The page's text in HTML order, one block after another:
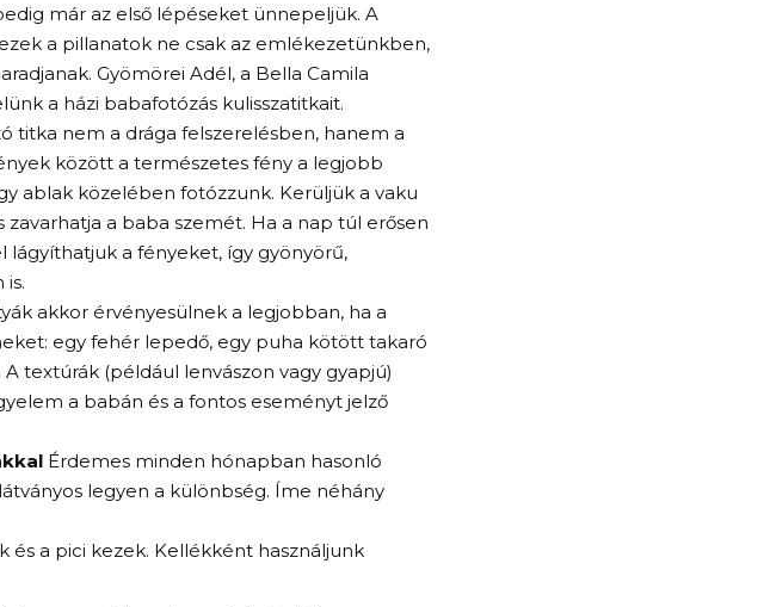
már az első lépéseket ünnepeljük. A
a pillanatok ne csak az emlékezetünkben,
Gyömörei Adél, a Bella Camila
a házi babafotózás kulisszatitkait.
titka nem a drága felszerelésben, hanem a
között a természetes fény a legjobb
ablak közelében fotózzunk. Kerüljük a vaku
a baba szemét. Ha a nap túl erősen
lágyíthatjuk a fényeket, így gyönyörű,
akkor érvényesülnek a legjobban, ha a
egy fehér lepedő, egy puha kötött takaró
textúrák (például lenvászon vagy gyapjú)
a babán és a fontos eseményt jelző
Érdemes minden hónapban hasonló
legyen a különbség. Íme néhány
és a pici kezek. Kellékként használjunk